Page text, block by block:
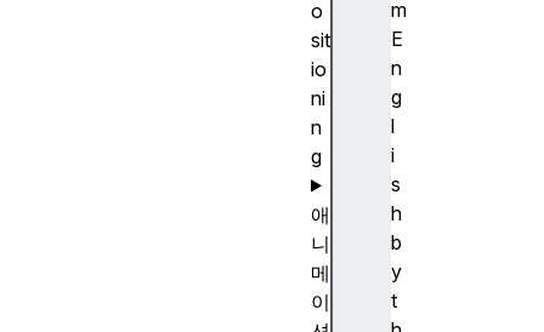
m
E
n
g
l
i
s
h
b
y
t
o
sit
io
ni
n
g
애
니
메
이